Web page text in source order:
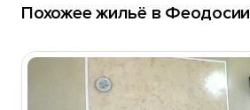
Похожее жильё в Феодосии